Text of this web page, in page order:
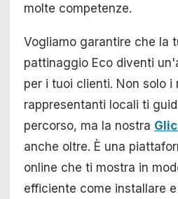
molte competenze.
Vogliamo garantire che la
pattinaggio Eco diventi
per i tuoi clienti. Non solo i
rappresentanti locali ti
percorso, ma la nostra
anche oltre. È una
online che ti mostra in
efficiente come installare